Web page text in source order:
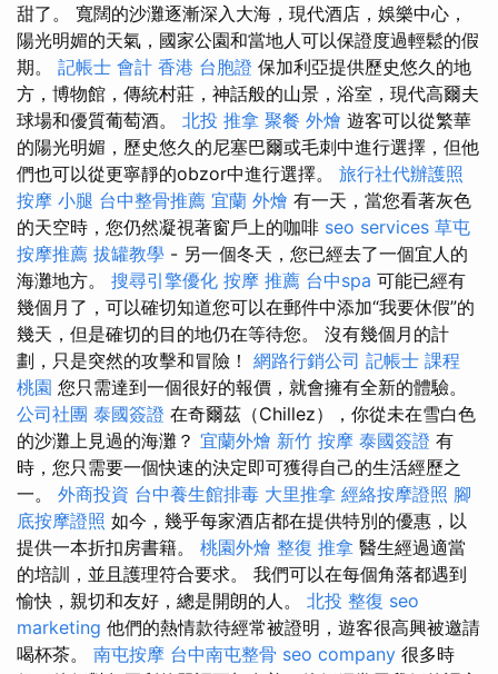
甜了。 寬闊的沙灘逐漸深入大海，現代酒店，娛樂中心，
陽光明媚的天氣，國家公園和當地人可以保證度過輕鬆的假
期。 記帳士 會計 香港 台胞證 保加利亞提供歷史悠久的地
方，博物館，傳統村莊，神話般的山景，浴室，現代高爾夫
球場和優質葡萄酒。 北投 推拿 聚餐 外燴 遊客可以從繁華
的陽光明媚，歷史悠久的尼塞巴爾或毛刺中進行選擇，但他
們也可以從更寧靜的obzor中進行選擇。 旅行社代辦護照
按摩 小腿 台中整骨推薦 宜蘭 外燴 有一天，當您看著灰色
的天空時，您仍然凝視著窗戶上的咖啡 seo services 草屯
按摩推薦 拔罐教學 - 另一個冬天，您已經去了一個宜人的
海灘地方。 搜尋引擎優化 按摩 推薦 台中spa 可能已經有
幾個月了，可以確切知道您可以在郵件中添加“我要休假”的
幾天，但是確切的目的地仍在等待您。 沒有幾個月的計
劃，只是突然的攻擊和冒險！ 網路行銷公司 記帳士 課程
桃園 您只需達到一個很好的報價，就會擁有全新的體驗。
公司社團 泰國簽證 在奇爾茲（Chillez），你從未在雪白色
的沙灘上見過的海灘？ 宜蘭外燴 新竹 按摩 泰國簽證 有
時，您只需要一個快速的決定即可獲得自己的生活經歷之
一。 外商投資 台中養生館排毒 大里推拿 經絡按摩證照 腳
底按摩證照 如今，幾乎每家酒店都在提供特別的優惠，以
提供一本折扣房書籍。 桃園外燴 整復 推拿 醫生經過適當
的培訓，並且護理符合要求。 我們可以在每個角落都遇到
愉快，親切和友好，總是開朗的人。 北投 整復 seo
marketing 他們的熱情款待經常被證明，遊客很高興被邀請
喝杯茶。 南屯按摩 台中南屯整骨 seo company 很多時